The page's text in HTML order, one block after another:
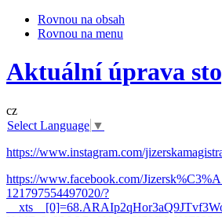
Rovnou na obsah
Rovnou na menu
Aktuální úprava
cz
Select Language ▼
https://www.instagram.com/
https://www.facebook.com/
121797554497020/?